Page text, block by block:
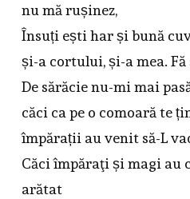
nu mă rușinez,
Însuți ești har și bună
și-a cortului, și-a mea. Fă
De sărăcie nu-mi mai
căci ca pe o comoară te
împărații au venit să-L
Căci împăraţi și magi au
arătat